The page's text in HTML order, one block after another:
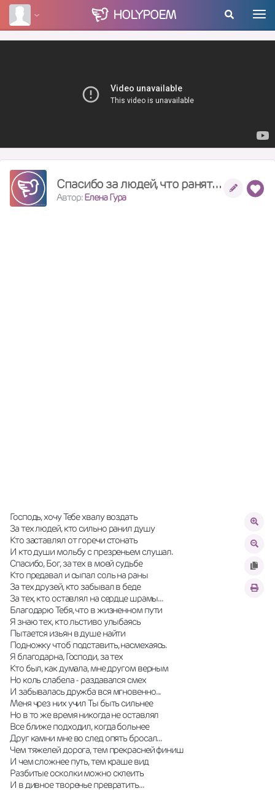
HOLYPOEM
Спасибо за людей, что ранят душу
Автор:Елена Гура
Господь, хочу Тебе хвалу воздать
За тех людей, кто сильно ранил душу
Кто заставлял от горечи стонать
И кто души мольбу с презреньем слушал.
Спасибо, Бог, за тех в моей судьбе
Кто предавал и сыпал соль на раны
За тех друзей, кто забывал в беде
За тех, кто оставлял на сердце шрамы...
Благодарю Тебя, что в жизненном пути
Я знаю тех, кто льстиво улыбаясь
Пытается изьян в душе найти
Подножку чтоб подставить, насмехаясь.
Я благодарна, Господи, за тех
Кто был, как думала, мне другом верным
Но коль слабела - раздавался смех
И забывалась дружба вся мгновенно...
Меня чрез них учил Ты быть сильнее
Но в то же время никогда не оставлял
Все ближе подходил, когда больнее
Друг камни мне во след опять бросал...
Чем тяжелей дорога, тем прекрасней финиш
И чем сложнее путь, тем краше вид
Разбитые осколки можно склеить
И в дивное творенье превратить...